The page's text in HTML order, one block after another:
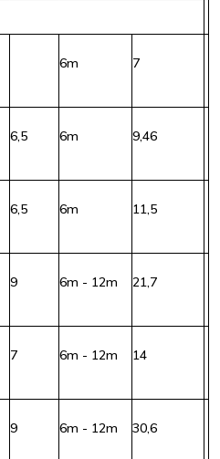
6m 7
6,5 6m 9,46
6,5 6m 11,5
9 6m - 12m 21,7
7 6m - 12m 14
9 6m - 12m 30,6